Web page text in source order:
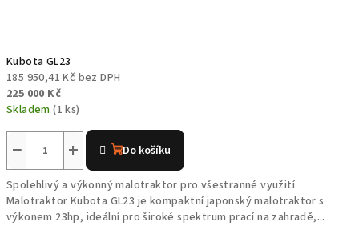
Kubota GL23
185 950,41 Kč bez DPH
225 000 Kč
Skladem(1 ks)
+
− Do košíku
Spolehlivý a výkonný malotraktor pro všestranné využití
Malotraktor Kubota GL23 je kompaktní japonský malotraktor s
výkonem 23hp, ideální pro široké spektrum prací na zahradě,...